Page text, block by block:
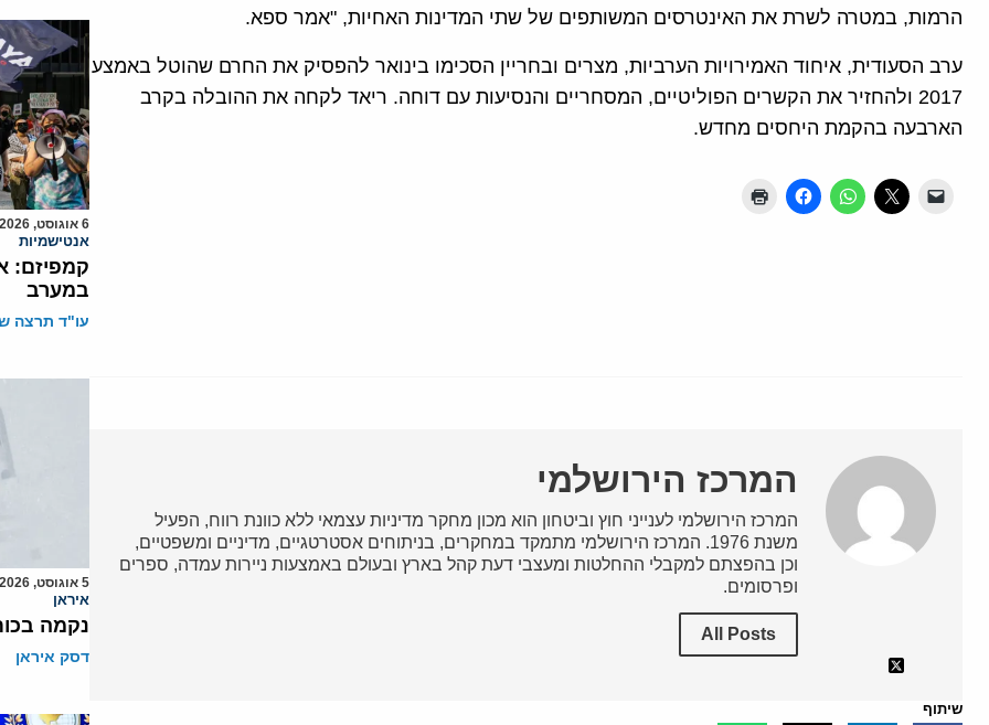
הרמות, במטרה לשרת את האינטרסים המשותפים של שתי המדינות האחיות, "אמר ספא.
ערב הסעודית, איחוד האמירויות הערביות, מצרים ובחריין הסכימו בינואר להפסיק את החרם שהוטל באמצע
2017 ולהחזיר את הקשרים הפוליטיים, המסחריים והנסיעות עם דוחה. ריאד לקחה את ההובלה בקרב
הארבעה בהקמת היחסים מחדש.
המרכז הירושלמי
המרכז הירושלמי לענייני חוץ וביטחון הוא מכון מחקר מדיניות עצמאי ללא כוונת רווח, הפעיל
משנת 1976. המרכז הירושלמי מתמקד במחקרים, בניתוחים אסטרטגיים, מדיניים ומשפטיים,
וכן בהפצתם למקבלי ההחלטות ומעצבי דעת קהל בארץ ובעולם באמצעות ניירות עמדה, ספרים
ופרסומים.
All Posts
שיתוף
6 אוגוסט, 2026
אנטישמיות
קמפיזם:
במערב
עו"ד תרצה
5 אוגוסט, 2026
איראן
נקמה
דסק איראן